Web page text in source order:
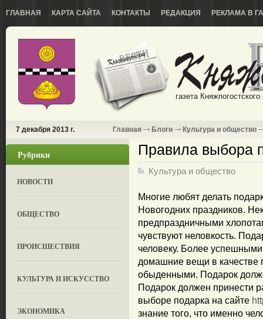
ГЛАВНАЯ КАРТА САЙТА КОНТАКТЫ РЕДАКЦИЯ РЕКЛАМА В
газета
7 декабря 2013 г. Главная Блоги Культура и общество
Рубрики
НОВОСТИ
ОБЩЕСТВО
ПРОИСШЕСТВИЯ
КУЛЬТУРА И ИСКУССТВО
ЭКОНОМИКА
Правила выбора
Культура и общество
Многие любят делать
Новогодних праздников.
предпраздничными
чувствуют неловкость.
человеку. Более
домашние вещи в качестве
обыденными. Подарок
Подарок должен принести
выборе подарка на сайте
знание того, что именно